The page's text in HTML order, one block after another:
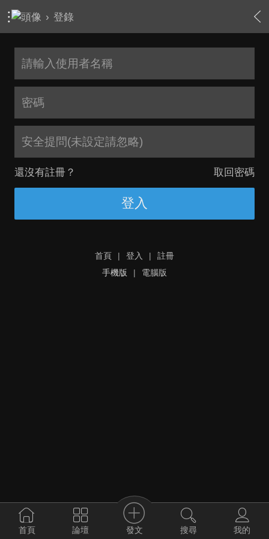
› 登錄
安全提問(未設定請忽略)
還沒有註冊？ 取回密碼
登入
首頁 | 登入 |
註冊
手機版
| 電腦版
首頁 論壇 發文 搜尋 我的